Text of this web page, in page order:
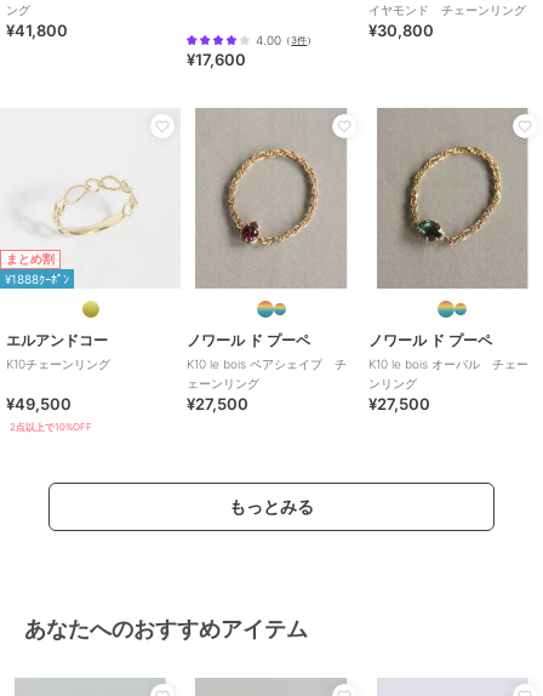
ング
¥41,800 4.00 （3件）
¥17,600
イヤモンド チェーンリング
¥30,800
まとめ割
¥1888ｸｰﾎﾟﾝ
エルアンドコー
K10チェーンリング
¥49,500
2点以上で10%OFF
ノワール ド プーペ
K10 le bois ペアシェイプ チ
ェーンリング
¥27,500
ノワール ド プーペ
K10 le bois オーバル チェー
ンリング
¥27,500
もっとみる
あなたへのおすすめアイテム